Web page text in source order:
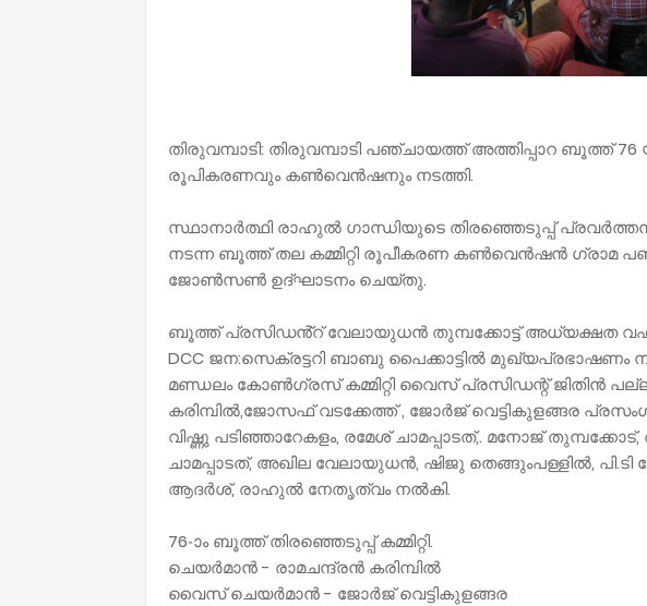
തിരുവമ്പാടി: തിരുവമ്പാടി പഞ്ചായത്ത് അത്തിപ്പാറ ബൂത്ത്
രൂപികരണവും കൺവെൻഷനും നടത്തി.
സ്ഥാനാർത്ഥി രാഹുൽ ഗാന്ധിയുടെ തിരഞ്ഞെടുപ്പ്
നടന്ന ബൂത്ത് തല കമ്മിറ്റി രൂപീകരണ കൺവെൻഷൻ ഗ്രാമ
ജോൺസൺ ഉദ്ഘാടനം ചെയ്തു.
ബൂത്ത് പ്രസിഡൻ്റ് വേലായുധൻ തുമ്പക്കോട്ട് അധ്യക്ഷത
DCC ജന:സെക്രട്ടറി ബാബു പൈക്കാട്ടിൽ മുഖ്യപ്രഭാഷണം
മണ്ഡലം കോൺഗ്രസ് കമ്മിറ്റി വൈസ് പ്രസിഡന്റ് ജിതിൻ
കരിമ്പിൽ,ജോസഫ് വടക്കേത്ത് , ജോർജ് വെട്ടികുളങ്ങര
വിഷ്ണു പടിഞ്ഞാറേകളം, രമേശ്‌ ചാമപ്പാടത്,. മനോജ്‌
ചാമപ്പാടത്, അഖില വേലായുധൻ, ഷിജു തെങ്ങുംപള്ളിൽ,
ആദർശ്, രാഹുൽ നേതൃത്വം നൽകി.
76-ാം ബൂത്ത് തിരഞ്ഞെടുപ്പ് കമ്മിറ്റി.
ചെയർമാൻ - രാമചന്ദ്രൻ കരിമ്പിൽ
വൈസ് ചെയർമാൻ - ജോർജ് വെട്ടികുളങ്ങര